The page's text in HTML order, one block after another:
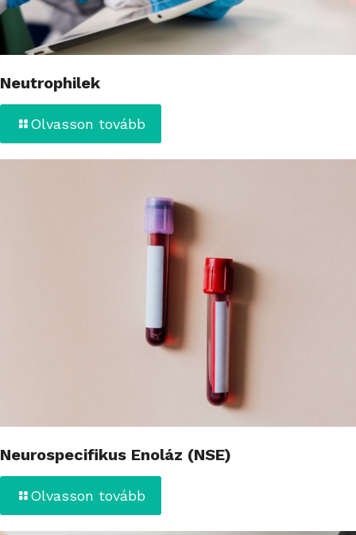
Neutrophilek
Olvasson tovább
Neurospecifikus Enoláz (NSE)
Olvasson tovább